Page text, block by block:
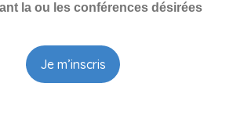
la ou les conférences désirées
Je m’inscris